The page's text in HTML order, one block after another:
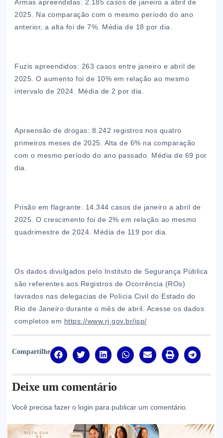
Armas apreendidas: 2.185 casos de janeiro a abril de
2025. Na comparação com o mesmo período do ano
anterior, a alta foi de 7%. Média de 18 por dia.
Fuzis apreendidos: 263 casos entre janeiro e abril de
2025. O aumento foi de 10% em relação ao mesmo
intervalo de 2024. Média de 2 por dia.
Apreensão de drogas: 8.242 registros nos quatro
primeiros meses de 2025. Alta de 6% na comparação
com o mesmo período do ano passado. Média de 69 por
dia.
Prisão em flagrante: 14.344 casos de janeiro a abril de
2025. O crescimento foi de 2% em relação ao mesmo
quadrimestre de 2024. Média de 119 por dia.
Os dados divulgados pelo Instituto de Segurança Pública
são referentes aos Registros de Ocorrência (ROs)
lavrados nas delegacias de Polícia Civil do Estado do
Rio de Janeiro durante o mês de abril. Acesse os dados
completos em https://www.rj.gov.br/isp/
Compartilhe
Deixe um comentário
Você precisa fazer o login para publicar um comentário.